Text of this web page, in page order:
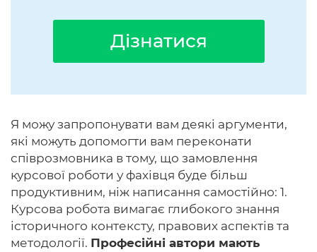
Дізнатися
Я можу запропонувати вам деякі аргументи,
які можуть допомогти вам переконати
співрозмовника в тому, що замовлення
курсової роботи у фахівця буде більш
продуктивним, ніж написання самостійно: 1.
Курсова робота вимагає глибокого знання
історичного контексту, правових аспектів та
методології. Професійні автори мають